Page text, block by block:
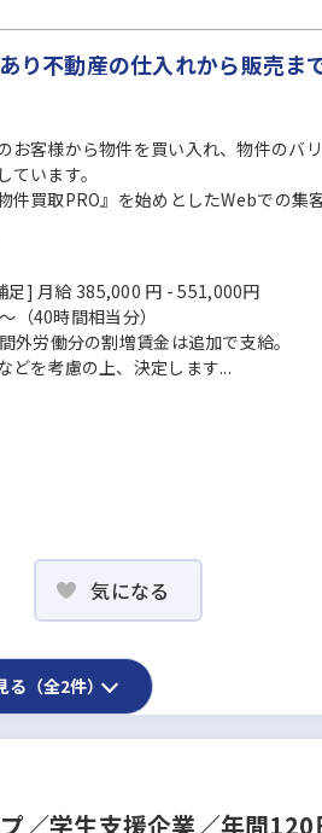
不動産の仕入れから販売ま
お客様から物件を買い入れ、物件のバ
います。
件買取PRO』を始めとしたWebでの集
足] 月給 385,000 円 - 551,000円
（40時間相当分）
労働分の割増賃金は追加で支給。
どを考慮の上、決定します...
気になる
る（全2件）
／学生支援企業／年間